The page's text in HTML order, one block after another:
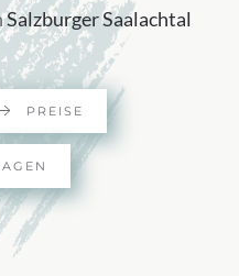
Salzburger Saalachtal
PREISE